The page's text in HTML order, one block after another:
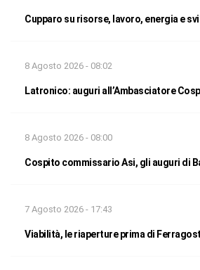
Cupparo su risorse, lavoro, energia e
8 Agosto 2026 - 08:02
Latronico: auguri all’Ambasciatore
8 Agosto 2026 - 08:00
Cospito commissario Asi, gli auguri di
7 Agosto 2026 - 17:43
Viabilità, le riaperture prima di